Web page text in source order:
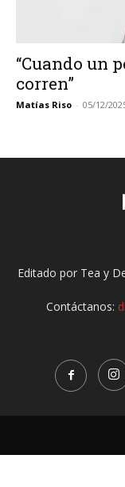
“Cuando un
corren”
Matías Riso - 05/12/
Editado por Tea y
Contáctanos: